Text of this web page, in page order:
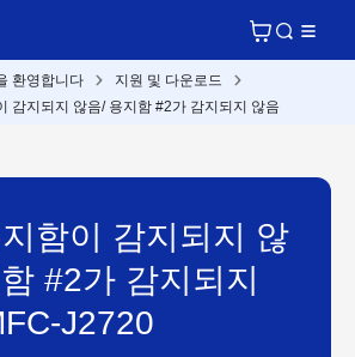
환영합니다
지원 및 다운로드
감지되지 않음/ 용지함 #2가 감지되지 않음
함이 감지되지 않
#2가 감지되지
J2720